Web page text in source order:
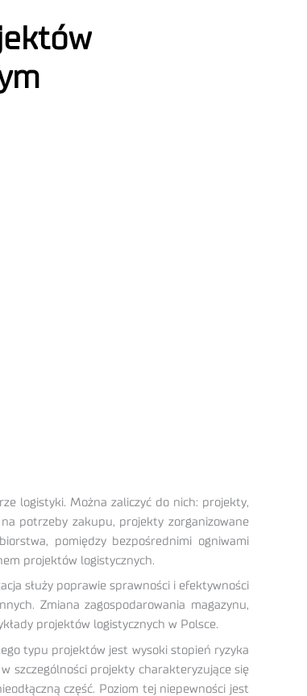
logistyki. Można zaliczyć do nich: projekty,
potrzeby zakupu, projekty zorganizowane
pomiędzy bezpośrednimi ogniwami
projektów logistycznych.
służy poprawie sprawności i efektywności
Zmiana zagospodarowania magazynu,
projektów logistycznych w Polsce.
typu projektów jest wysoki stopień ryzyka
szczególności projekty charakteryzujące się
część. Poziom tej niepewności jest